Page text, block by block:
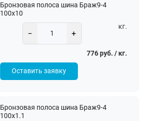
Бронзовая полоса шина Браж9-4
100х10
− +
кг.
776 руб. / кг.
Оставить заявку
Бронзовая полоса шина Браж9-4
100х1.1